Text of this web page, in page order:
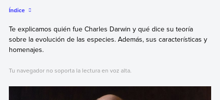
Índice
Te explicamos quién fue Charles Darwin y qué dice su teoría
sobre la evolución de las especies. Además, sus características y
homenajes.
Tu navegador no soporta la lectura en voz alta.